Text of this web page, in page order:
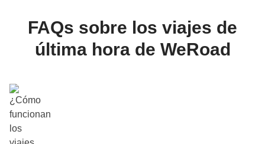
FAQs sobre los viajes de
última hora de WeRoad